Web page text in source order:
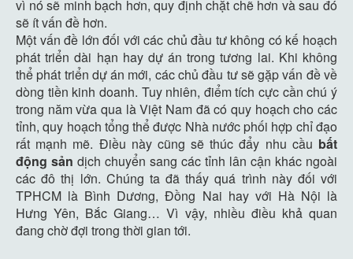
vì nó sẽ minh bạch hơn, quy định chặt chẽ hơn và sau đó
sẽ ít vấn đề hơn.
Một vấn đề lớn đối với các chủ đầu tư không có kế hoạch
phát triển dài hạn hay dự án trong tương lai. Khi không
thể phát triển dự án mới, các chủ đầu tư sẽ gặp vấn đề về
dòng tiền kinh doanh. Tuy nhiên, điểm tích cực cần chú ý
trong năm vừa qua là Việt Nam đã có quy hoạch cho các
tỉnh, quy hoạch tổng thể được Nhà nước phối hợp chỉ đạo
rất mạnh mẽ. Điều này cũng sẽ thúc đẩy nhu cầu bất
động sản dịch chuyển sang các tỉnh lân cận khác ngoài
các đô thị lớn. Chúng ta đã thấy quá trình này đối với
TPHCM là Bình Dương, Đồng Nai hay với Hà Nội là
Hưng Yên, Bắc Giang… Vì vậy, nhiều điều khả quan
đang chờ đợi trong thời gian tới.